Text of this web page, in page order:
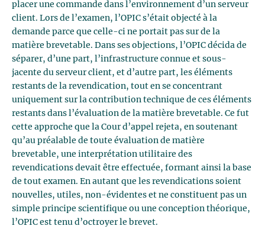
placer une commande dans l’environnement d’un serveur
client. Lors de l’examen, l’OPIC s’était objecté à la
demande parce que celle-ci ne portait pas sur de la
matière brevetable. Dans ses objections, l’OPIC décida de
séparer, d’une part, l’infrastructure connue et sous-
jacente du serveur client, et d’autre part, les éléments
restants de la revendication, tout en se concentrant
uniquement sur la contribution technique de ces éléments
restants dans l’évaluation de la matière brevetable. Ce fut
cette approche que la Cour d’appel rejeta, en soutenant
qu’au préalable de toute évaluation de matière
brevetable, une interprétation utilitaire des
revendications devait être effectuée, formant ainsi la base
de tout examen. En autant que les revendications soient
nouvelles, utiles, non-évidentes et ne constituent pas un
simple principe scientifique ou une conception théorique,
l’OPIC est tenu d’octroyer le brevet.